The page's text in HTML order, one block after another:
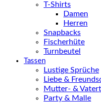
T-Shirts
Damen
Herren
Snapbacks
Fischerhüte
Turnbeutel
Tassen
Lustige Sprüche
Liebe &
Mutter- &
Party & Malle